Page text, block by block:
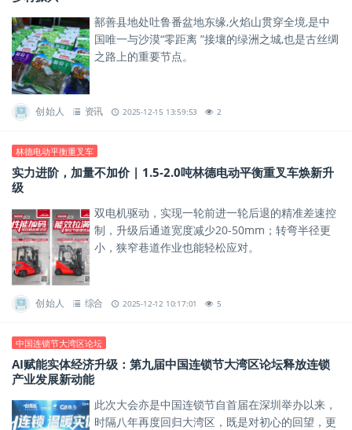
鄯善县地处吐鲁番盆地东缘,火焰山贯穿全境,是中
国唯一与沙漠“零距离 ”接壤的绿洲之城,也是古丝绸
之路上的重要节点。
创始人 资讯 2025-12-15 13:59:53 2
林德电动平衡重叉车
实力进阶，加量不加价 | 1.5-2.0吨林德电动平衡重叉车焕新升
级
双电机驱动，实现一轮前进一轮后退的精准差速控
制，升级后通道宽度减少20-50mm；转弯半径更
小，狭窄巷道作业也能轻松应对。
创始人 综合 2025-12-12 10:17:01 5
中国连锁节大湾区论坛
AI赋能实体经济升级：第九届中国连锁节大湾区论坛释放连锁
产业发展新动能
此次大会亦是中国连锁节自首届在深圳举办以来，
时隔八年再度回归大湾区，既是对初心的回望，更